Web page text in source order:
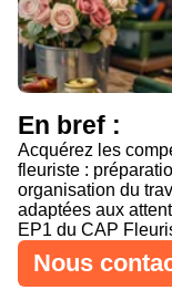
En bref :
Acquérez les
fleuriste :
organisation du
adaptées aux
EP1 du CAP
Nous
Liens soulignés
Titres soulignés